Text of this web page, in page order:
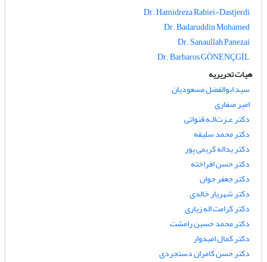
Dr. Hamidreza Rabiei-Dastjerdi
Dr. Badaruddin Mohamed
Dr. Sanaullah Panezai
Dr. Barbaros GÖNENÇGİL
هیات تحریریه
سید ابوالفضل مسعودیان
امیر صفاری
دکتر عـزت‌الـه قنواتی
دکتر محمد سلیقه
دکتر یداله کریمی پور
دکتر حسن افراخته
دکتر جعفر جوان
دکتر شهریار خالدی
دکتر کرامت اله زیاری
دکتر محمد حسین رامشت
دکتر کمال امیدوار
دکتر حسن کامران دستجردی